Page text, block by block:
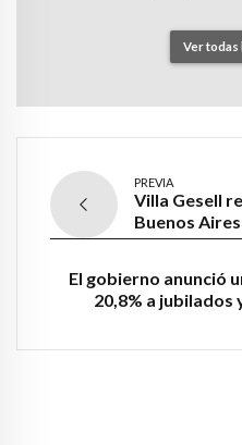
Ver todas
PREVIA
Villa Gesell
Buenos
El gobierno anunció
20,8% a jubilados